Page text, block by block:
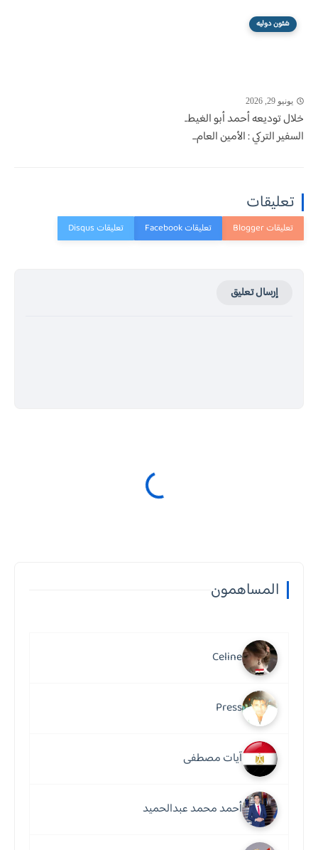
شئون دوليه
يونيو 29, 2026
خلال توديعه أحمد أبو الغيط..
السفير التركي : الأمين العام...
تعليقات
إرسال تعليق
المساهمون
Celine
Press
آيات مصطفى
أحمد محمد عبدالحميد